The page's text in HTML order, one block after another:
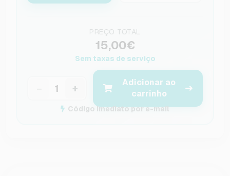
PREÇO TOTAL
15,00€
Sem taxas de serviço
+
Adicionar ao
carrinho
Código imediato por e-mail